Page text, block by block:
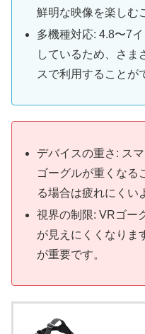
鮮明な映像を楽しむ
多機種対応: 4.8〜7
しているため、さま
スで利用することが
デバイスの重さ: ス
ゴーグルが重くなる
る場合は疲れにくい
視界の制限: VRゴー
が見えにくくなりま
が重要です。